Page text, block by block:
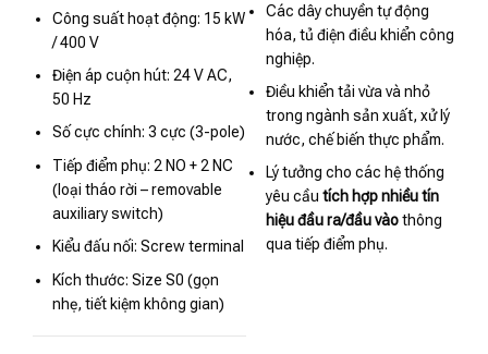
Công suất hoạt động: 15 kW
/ 400 V
Điện áp cuộn hút: 24 V AC,
50 Hz
Số cực chính: 3 cực (3-pole)
Tiếp điểm phụ: 2 NO + 2 NC
(loại tháo rời – removable
auxiliary switch)
Kiểu đấu nối: Screw terminal
Kích thước: Size S0 (gọn
nhẹ, tiết kiệm không gian)
Các dây chuyền tự động
hóa, tủ điện điều khiển công
nghiệp.
Điều khiển tải vừa và nhỏ
trong ngành sản xuất, xử lý
nước, chế biến thực phẩm.
Lý tưởng cho các hệ thống
yêu cầu tích hợp nhiều tín
hiệu đầu ra/đầu vàothông
qua tiếp điểm phụ.